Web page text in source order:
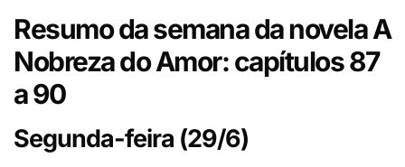
Resumo da semana da novela A
Nobreza do Amor: capítulos 87
a 90
Segunda-feira (29/6)